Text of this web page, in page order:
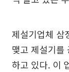
제설기업체 삼
맺고 제설기를
하고 있다. 이